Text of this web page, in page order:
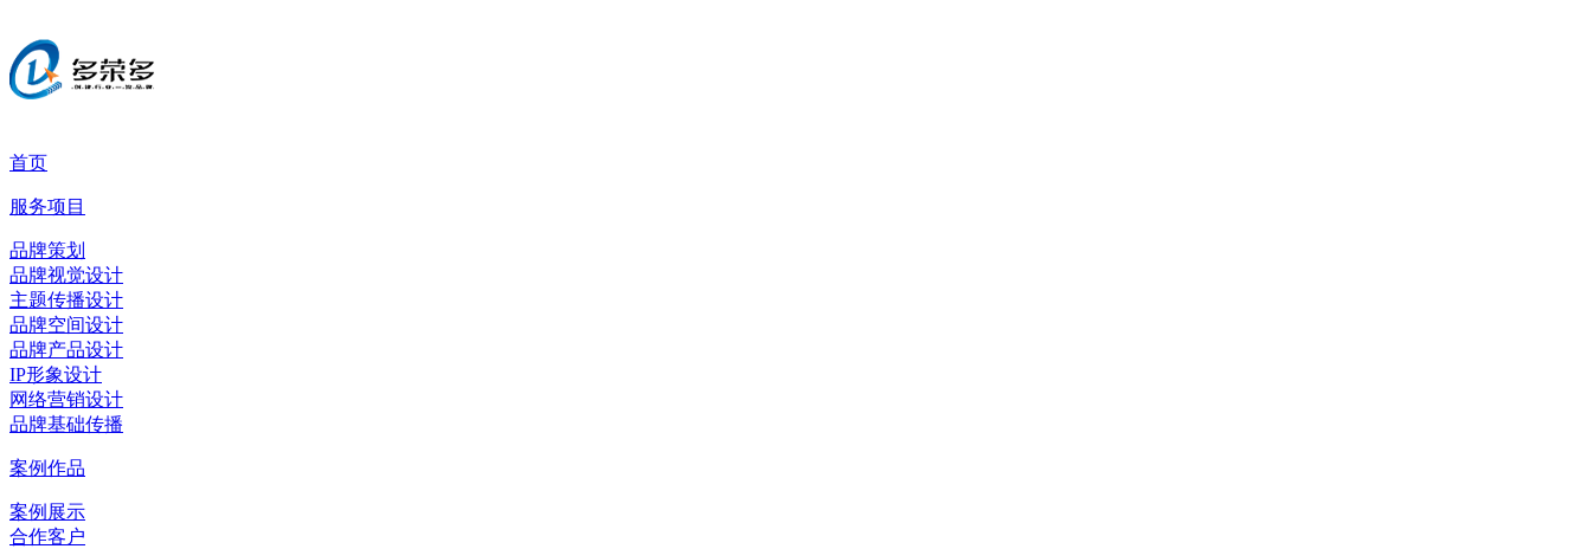
首页
服务项目
品牌策划
品牌视觉设计
主题传播设计
品牌空间设计
品牌产品设计
IP形象设计
网络营销设计
品牌基础传播
案例作品
案例展示
合作客户